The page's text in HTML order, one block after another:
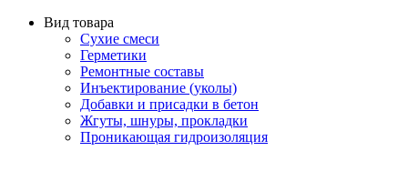
Вид товара
Сухие смеси
Герметики
Ремонтные составы
Инъектирование (уколы)
Добавки и присадки в бетон
Жгуты, шнуры, прокладки
Проникающая гидроизоляция